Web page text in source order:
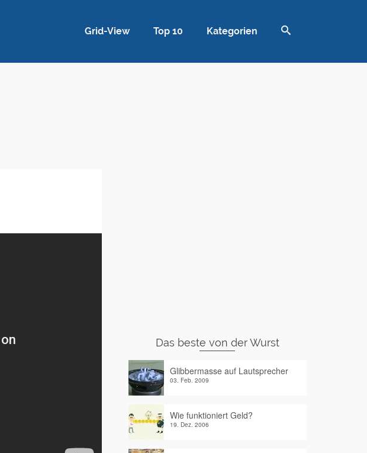
Grid-View Top 10 Kategorien
Das beste von der Wurst
Glibbermasse auf Lautsprecher
03. Feb. 2009
Wie funktioniert Geld?
19. Dez. 2006